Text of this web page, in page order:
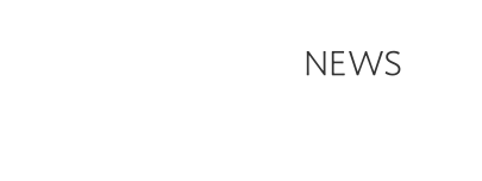
NEWS